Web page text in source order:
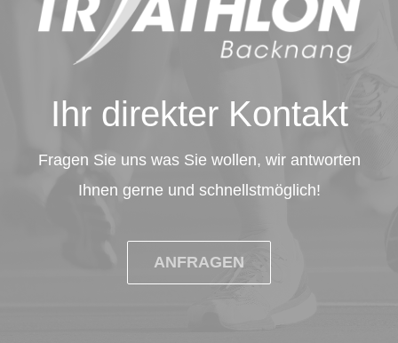
Ihr direkter Kontakt
Fragen Sie uns was Sie wollen, wir antworten
Ihnen gerne und schnellstmöglich!
ANFRAGEN